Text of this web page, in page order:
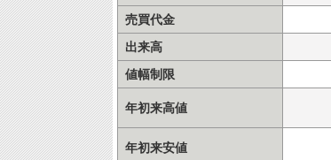
売買代金
出来高
値幅制限
年初来高値
年初来安値